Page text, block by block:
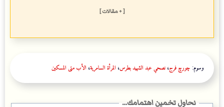
[ + مقالات ]
وسوم: چورچ فرج، نصحي عبد الشهيد بطرس، المرأة السامرية، الأب متى المسكين